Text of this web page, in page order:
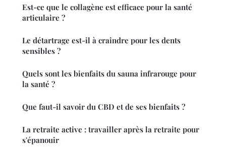
Est-ce que le collagène est efficace pour la santé
articulaire ?
Le détartrage est-il à craindre pour les dents
sensibles ?
Quels sont les bienfaits du sauna infrarouge pour
la santé ?
Que faut-il savoir du CBD et de ses bienfaits ?
La retraite active : travailler après la retraite pour
s'épanouir